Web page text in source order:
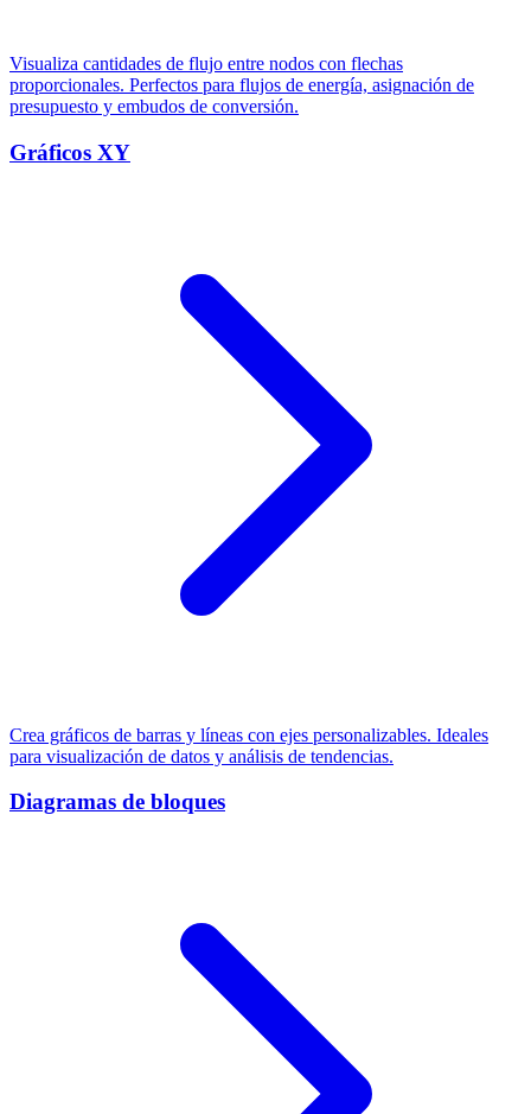
Visualiza cantidades de flujo entre nodos con flechas
proporcionales. Perfectos para flujos de energía, asignación de
presupuesto y embudos de conversión.
Gráficos XY
Crea gráficos de barras y líneas con ejes personalizables. Ideales
para visualización de datos y análisis de tendencias.
Diagramas de bloques